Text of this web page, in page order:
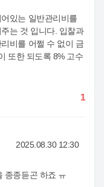
있는 일반관리비를
는 것 입니다. 입찰과
비를 어쩔 수 없이 금
또한 되도록 8% 고수
1
2025.08.30 12:30
종종듣곤 하죠 ㅠ